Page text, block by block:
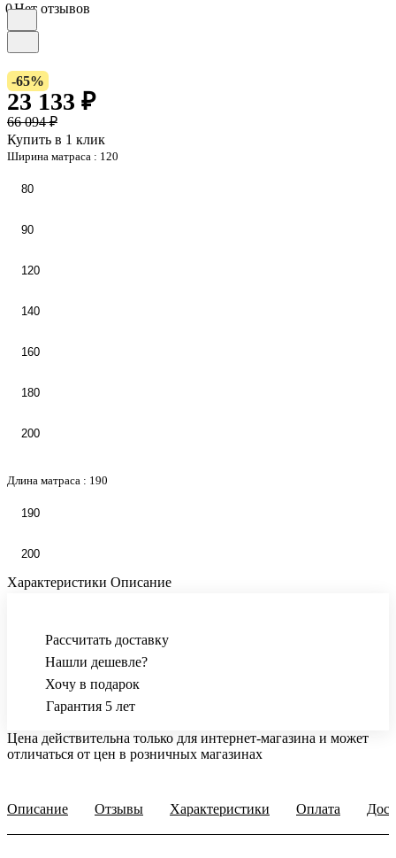
0Нет отзывов
-65%
23 133 ₽
66 094 ₽
Купить в 1 клик
Ширина матраса : 120
80
90
120
140
160
180
200
Длина матраса : 190
190
200
Характеристики Описание
Рассчитать доставку
Нашли дешевле?
Хочу в подарок
Гарантия 5 лет
Цена действительна только для интернет-магазина и может
отличаться от цен в розничных магазинах
Описание Отзывы Характеристики Оплата